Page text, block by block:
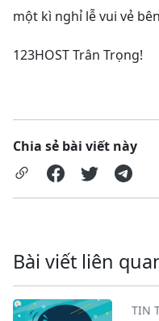
một kì nghỉ lễ vui vẻ
123HOST Trân Trọng!
Chia sẻ bài viết này
Bài viết liên
TIN